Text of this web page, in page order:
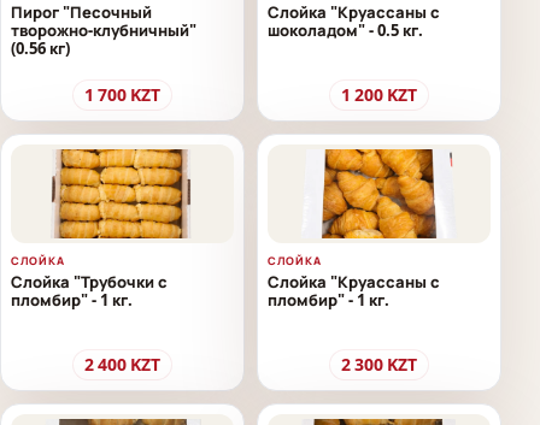
Пирог "Песочный
творожно-клубничный"
(0.56 кг)
1 700 KZT
Слойка "Круассаны с
шоколадом" - 0.5 кг.
1 200 KZT
СЛОЙКА
Слойка "Трубочки с
пломбир" - 1 кг.
2 400 KZT
СЛОЙКА
Слойка "Круассаны с
пломбир" - 1 кг.
2 300 KZT